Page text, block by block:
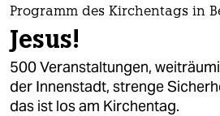
themen
politik
öko
Programm des Kirchentags in
Jesus!
500 Veranstaltungen,
der Innenstadt, strenge
das ist los am Kirchentag.